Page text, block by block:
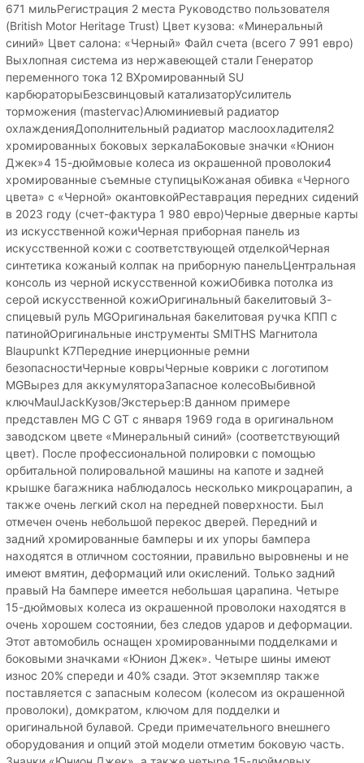
671 мильРегистрация 2 места Руководство пользователя
(British Motor Heritage Trust) Цвет кузова: «Минеральный
синий» Цвет салона: «Черный» Файл счета (всего 7 991 евро)
Выхлопная система из нержавеющей стали Генератор
переменного тока 12 ВХромированный SU
карбюраторыБезсвинцовый катализаторУсилитель
торможения (mastervac)Алюминиевый радиатор
охлажденияДополнительный радиатор маслоохладителя2
хромированных боковых зеркалаБоковые значки «Юнион
Джек»4 15-дюймовые колеса из окрашенной проволоки4
хромированные съемные ступицыКожаная обивка «Черного
цвета» с «Черной» окантовкойРеставрация передних сидений
в 2023 году (счет-фактура 1 980 евро)Черные дверные карты
из искусственной кожиЧерная приборная панель из
искусственной кожи с соответствующей отделкойЧерная
синтетика кожаный колпак на приборную панельЦентральная
консоль из черной искусственной кожиОбивка потолка из
серой искусственной кожиОригинальный бакелитовый 3-
спицевый руль MGОригинальная бакелитовая ручка КПП с
патинойОригинальные инструменты SMITHS Магнитола
Blaupunkt K7Передние инерционные ремни
безопасностиЧерные коврыЧерные коврики с логотипом
MGВырез для аккумулятораЗапасное колесоВыбивной
ключMaulJackКузов/Экстерьер:В данном примере
представлен MG C GT с января 1969 года в оригинальном
заводском цвете «Минеральный синий» (соответствующий
цвет). После профессиональной полировки с помощью
орбитальной полировальной машины на капоте и задней
крышке багажника наблюдалось несколько микроцарапин, а
также очень легкий скол на передней поверхности. Был
отмечен очень небольшой перекос дверей. Передний и
задний хромированные бамперы и их упоры бампера
находятся в отличном состоянии, правильно выровнены и не
имеют вмятин, деформаций или окислений. Только задний
правый На бампере имеется небольшая царапина. Четыре
15-дюймовых колеса из окрашенной проволоки находятся в
очень хорошем состоянии, без следов ударов и деформации.
Этот автомобиль оснащен хромированными подделками и
боковыми значками «Юнион Джек». Четыре шины имеют
износ 20% спереди и 40% сзади. Этот экземпляр также
поставляется с запасным колесом (колесом из окрашенной
проволоки), домкратом, ключом для подделки и
оригинальной булавой. Среди примечательного внешнего
оборудования и опций этой модели отметим боковую часть.